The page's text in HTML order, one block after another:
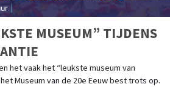
MUSEUM” TIJDENS
het vaak het “leukste museum van
Museum van de 20e Eeuw best trots op.